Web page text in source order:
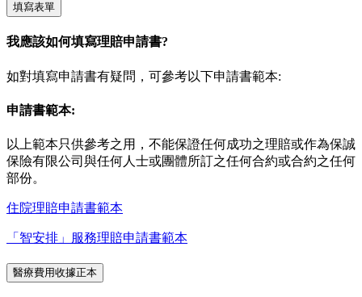
填寫表單
我應該如何填寫理賠申請書?
如對填寫申請書有疑問，可參考以下申請書範本:
申請書範本:
以上範本只供參考之用，不能保證任何成功之理賠或作為保誠
保險有限公司與任何人士或團體所訂之任何合約或合約之任何
部份。
住院理賠申請書範本
「智安排」服務理賠申請書範本
醫療費用收據正本